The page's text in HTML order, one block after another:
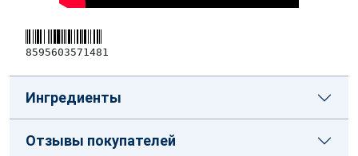
8595603571481
Ингредиенты
Отзывы покупателей